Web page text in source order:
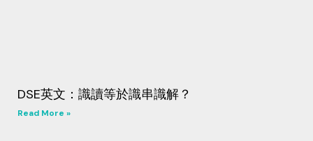
DSE英文：識讀等於識串識解？
Read More »